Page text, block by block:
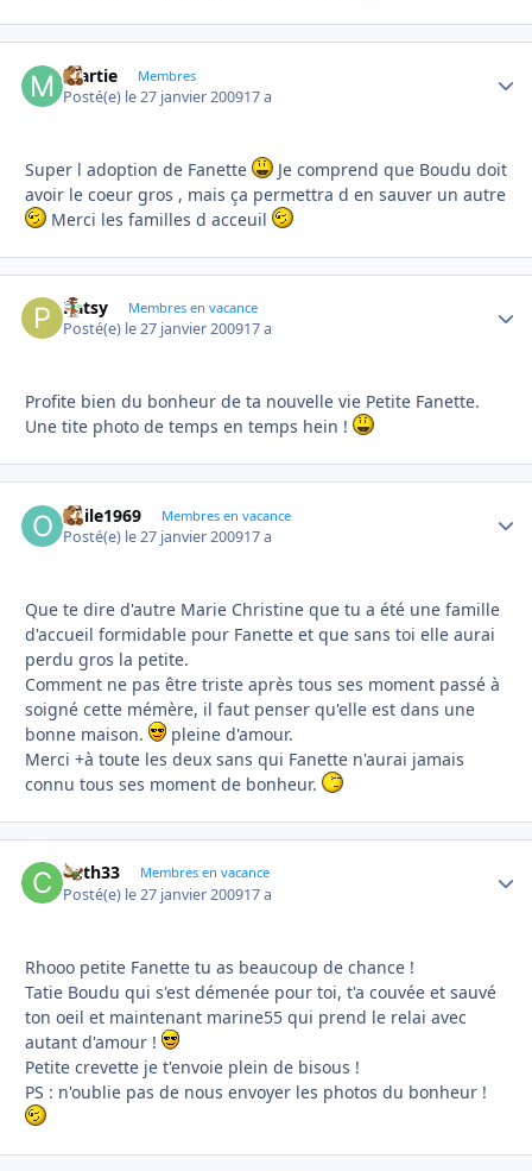
martie Membres
Posté(e) le 27 janvier 200917 a
Super l adoption de Fanette
Je comprend que Boudu doit
avoir le coeur gros , mais ça permettra d en sauver un autre
Merci les familles d acceuil
Patsy Membres en vacance
Posté(e) le 27 janvier 200917 a
Profite bien du bonheur de ta nouvelle vie Petite Fanette.
Une tite photo de temps en temps hein !
odile1969 Membres en vacance
Posté(e) le 27 janvier 200917 a
Que te dire d'autre Marie Christine que tu a été une famille
d'accueil formidable pour Fanette et que sans toi elle aurai
perdu gros la petite.
Comment ne pas être triste après tous ses moment passé à
soigné cette mémère, il faut penser qu'elle est dans une
bonne maison.
pleine d'amour.
Merci +à toute les deux sans qui Fanette n'aurai jamais
connu tous ses moment de bonheur.
Cath33 Membres en vacance
Posté(e) le 27 janvier 200917 a
Rhooo petite Fanette tu as beaucoup de chance !
Tatie Boudu qui s'est démenée pour toi, t'a couvée et sauvé
ton oeil et maintenant marine55 qui prend le relai avec
autant d'amour !
Petite crevette je t'envoie plein de bisous !
PS : n'oublie pas de nous envoyer les photos du bonheur !